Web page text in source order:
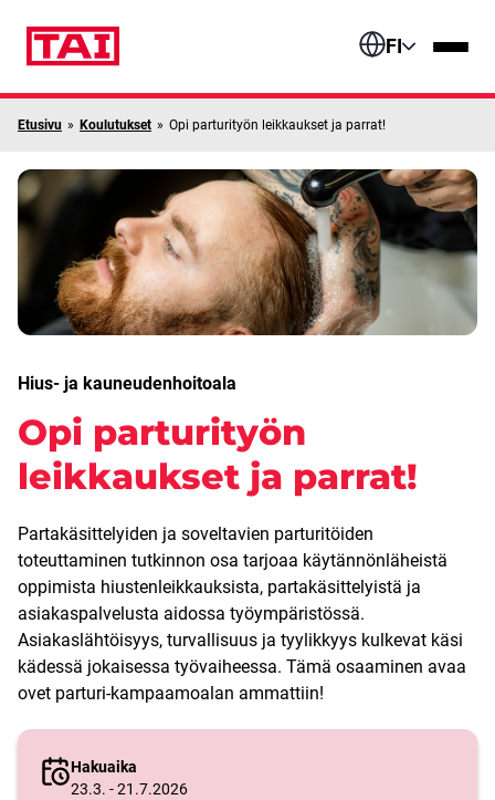
FI
Etusivu » Koulutukset » Opi parturityön leikkaukset ja parrat!
Hius- ja kauneudenhoitoala
Opi parturityön
leikkaukset ja parrat!
Partakäsittelyiden ja soveltavien parturitöiden
toteuttaminen tutkinnon osa tarjoaa käytännönläheistä
oppimista hiustenleikkauksista, partakäsittelyistä ja
asiakaspalvelusta aidossa työympäristössä.
Asiakaslähtöisyys, turvallisuus ja tyylikkyys kulkevat käsi
kädessä jokaisessa työvaiheessa. Tämä osaaminen avaa
ovet parturi-kampaamoalan ammattiin!
Hakuaika
23.3. - 21.7.2026